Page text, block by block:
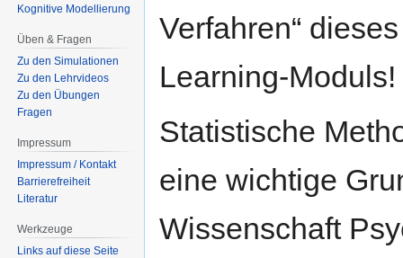
Verfahren“
Learning-Moduls!
Statistische
eine wichtige
Wissenschaft
Kognitive Modellierung
Üben & Fragen
Zu den Simulationen
Zu den Lehrvideos
Zu den Übungen
Fragen
Impressum
Impressum / Kontakt
Barrierefreiheit
Literatur
Werkzeuge
Links auf diese Seite